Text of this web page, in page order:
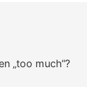
„too much“?